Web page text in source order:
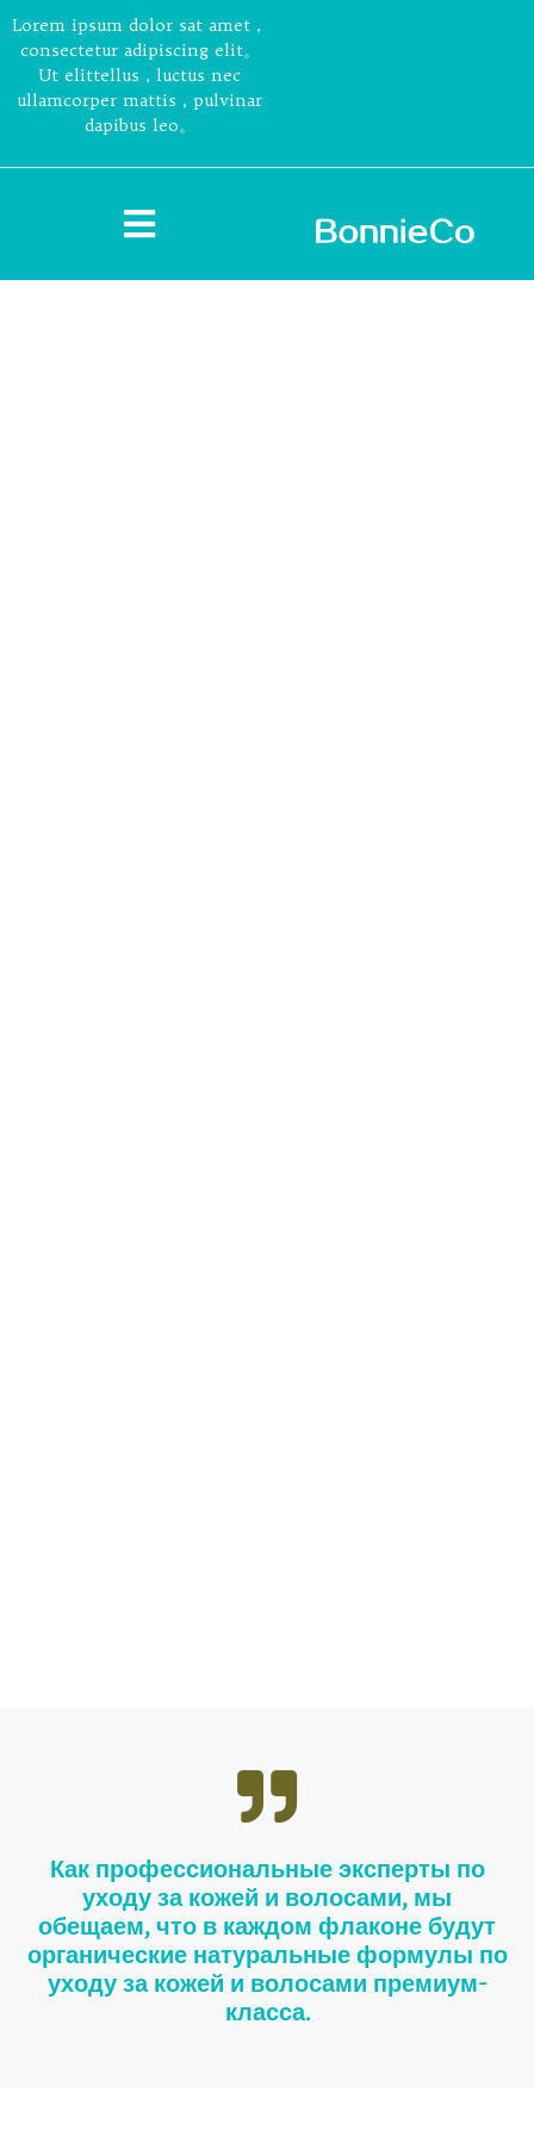
Lorem ipsum dolor sat amet，
consectetur adipiscing elit。
Ut elittellus，luctus nec
ullamcorper mattis，pulvinar
dapibus leo。
Как профессиональные эксперты по
уходу за кожей и волосами, мы
обещаем, что в каждом флаконе будут
органические натуральные формулы по
уходу за кожей и волосами премиум-
класса.